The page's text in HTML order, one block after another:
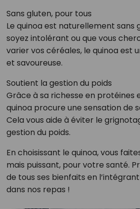
Sans gluten, pour tous
Le quinoa est naturellement sans
soyez intolérant ou que vous
varier vos céréales, le quinoa est
et savoureuse.
Soutient la gestion du poids
Grâce à sa richesse en protéines
quinoa procure une sensation de
Cela vous aide à éviter le
gestion du poids.
En choisissant le quinoa, vous
mais puissant, pour votre santé.
de tous ses bienfaits en
dans nos repas !